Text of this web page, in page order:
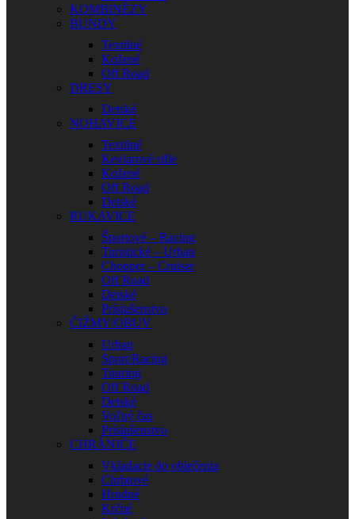
KOMBINÉZY
BUNDY
Textilné
Kožené
Off Road
DRESY
Detské
NOHAVICE
Textilné
Kevlarové rifle
Kožené
Off Road
Detské
RUKAVICE
Športové – Racing
Turistické – Urban
Chopper – Cruiser
Off Road
Detské
Príslušenstvo
ČIŽMY/OBUV
Urban
Sport/Racing
Touring
Off Road
Detské
Voľný čas
Príslušenstvo
CHRÁNIČE
Vkladacie do oblečenia
Chrbtové
Hrudné
Krčné